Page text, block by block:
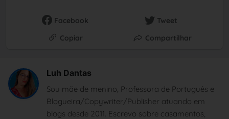
Facebook
Tweet
Copiar
Compartilhar
Luh Dantas
Sou mãe de menino, Professora de Português e
Blogueira/Copywriter/Publisher atuando em
blogs desde 2011. Escrevo sobre casamentos,